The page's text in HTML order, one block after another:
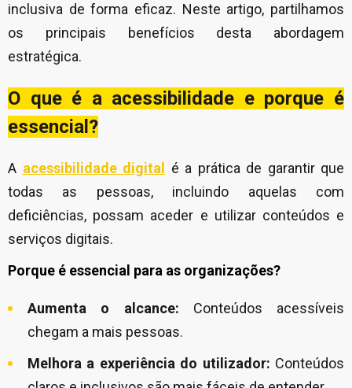
inclusiva de forma eficaz. Neste artigo, partilhamos
os principais benefícios desta abordagem
estratégica.
O que é a acessibilidade e porque é
essencial?
A acessibilidade digital
é a prática de garantir que
todas as pessoas, incluindo aquelas com
deficiências, possam aceder e utilizar conteúdos e
serviços digitais.
Porque é essencial para as organizações?
Aumenta o alcance: Conteúdos acessíveis
chegam a mais pessoas.
Melhora a experiência do utilizador: Conteúdos